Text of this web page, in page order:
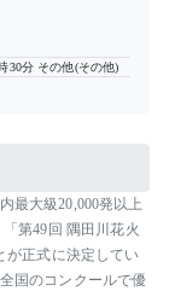
30分 その他(その他)
最大級20,000発以上
第49回 隅田川花火
が正式に決定してい
国のコンクールで優